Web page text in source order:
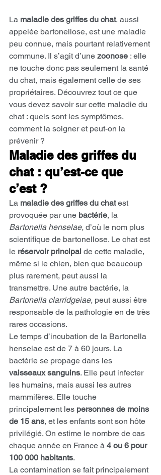
La maladie des griffes du chat, aussi
appelée bartonellose, est une maladie
peu connue, mais pourtant relativement
commune. Il s’agit d’une zoonose : elle
ne touche donc pas seulement la santé
du chat, mais également celle de ses
propriétaires. Découvrez tout ce que
vous devez savoir sur cette maladie du
chat : quels sont les symptômes,
comment la soigner et peut-on la
prévenir ?
Maladie des griffes du
chat : qu’est-ce que
c’est ?
La maladie des griffes du chat est
provoquée par une bactérie, la
Bartonella henselae, d’où le nom plus
scientifique de bartonellose. Le chat est
le réservoir principal de cette maladie,
même si le chien, bien que beaucoup
plus rarement, peut aussi la
transmettre. Une autre bactérie, la
Bartonella clarridgeiae, peut aussi être
responsable de la pathologie en de très
rares occasions.
Le temps d’incubation de la Bartonella
henselae est de 7 à 60 jours. La
bactérie se propage dans les
vaisseaux sanguins. Elle peut infecter
les humains, mais aussi les autres
mammifères. Elle touche
principalement les personnes de moins
de 15 ans, et les enfants sont son hôte
privilégié. On estime le nombre de cas
chaque année en France à 4 ou 6 pour
100 000 habitants.
La contamination se fait principalement